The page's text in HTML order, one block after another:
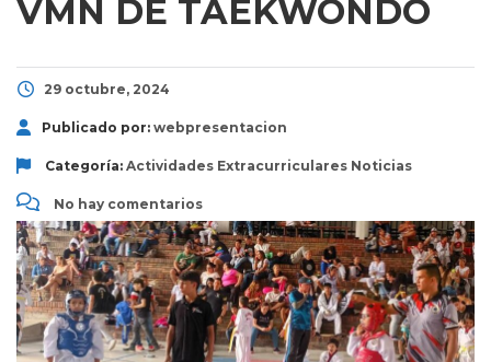
VMN DE TAEKWONDO
29 octubre, 2024
Publicado por: webpresentacion
Categoría: Actividades Extracurriculares Noticias
No hay comentarios